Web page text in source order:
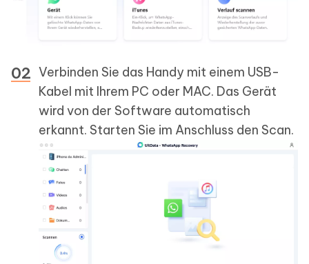
Verbinden Sie das Handy mit einem USB-
Kabel mit Ihrem PC oder MAC. Das Gerät
wird von der Software automatisch
erkannt. Starten Sie im Anschluss den Scan.